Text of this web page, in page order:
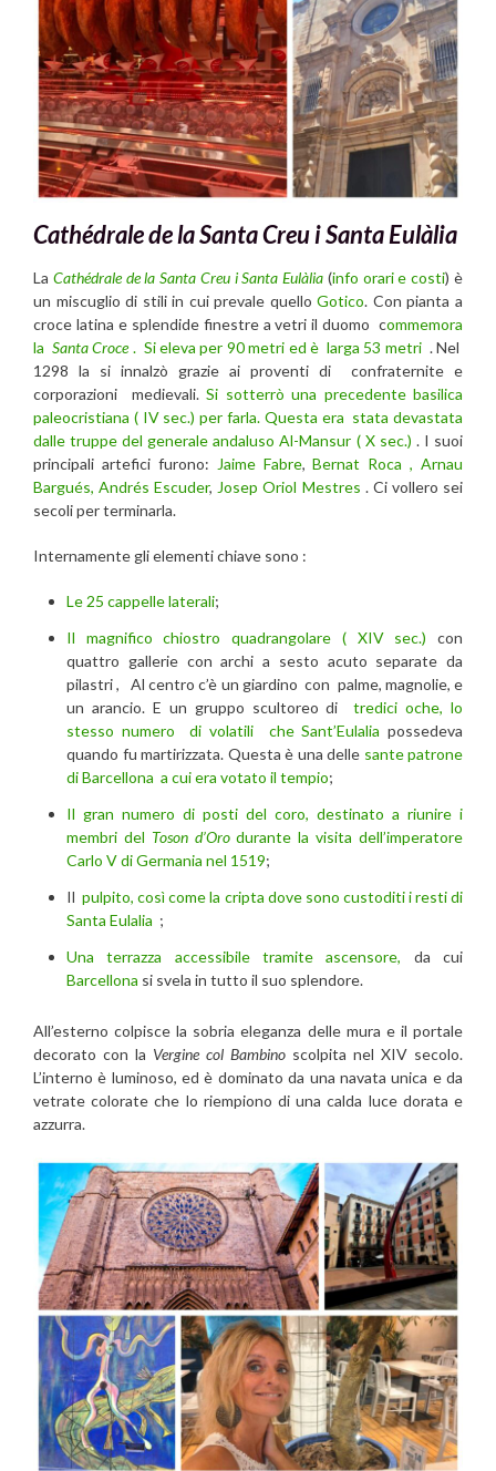
Cathédrale de la Santa Creu i Santa Eulàlia
La Cathédrale de la Santa Creu i Santa Eulàlia (info orari e costi) è
un miscuglio di stili in cui prevale quello Gotico. Con pianta a
croce latina e splendide finestre a vetri il duomo commemora
la Santa Croce. Si eleva per 90 metri ed è larga 53 metri . Nel
1298 la si innalzò grazie ai proventi di confraternite e
corporazioni medievali.Si sotterrò una precedente basilica
paleocristiana ( IV sec.) per farla. Questa era stata devastata
dalle truppe del generale andaluso Al-Mansur ( X sec.) . I suoi
principali artefici furono: Jaime Fabre,Bernat Roca , Arnau
Bargués, Andrés Escuder, Josep Oriol Mestres . Ci vollero sei
secoli per terminarla.
Internamente gli elementi chiave sono :
Le 25 cappelle laterali;
Il magnifico chiostro quadrangolare ( XIV sec.) con
quattro gallerie con archi a sesto acuto separate da
pilastri , Al centro c’è un giardino con palme, magnolie, e
un arancio. E un gruppo scultoreo ditredici oche, lo
stesso numero di volatili che Sant’Eulalia possedeva
quando fu martirizzata. Questa è una delle sante patrone
di Barcellona a cui era votato il tempio;
Il gran numero di posti del coro, destinato a riunire i
membri del Toson d’Orodurante la visita dell’imperatore
Carlo V di Germania nel 1519;
Ilpulpito, così come la cripta dove sono custoditi i resti di
Santa Eulalia ;
Una terrazza accessibile tramite ascensore, da cui
Barcellona si svela in tutto il suo splendore.
All’esterno colpisce la sobria eleganza delle mura e il portale
decorato con la Vergine col Bambino scolpita nel XIV secolo.
L’interno è luminoso, ed è dominato da una navata unica e da
vetrate colorate che lo riempiono di una calda luce dorata e
azzurra.